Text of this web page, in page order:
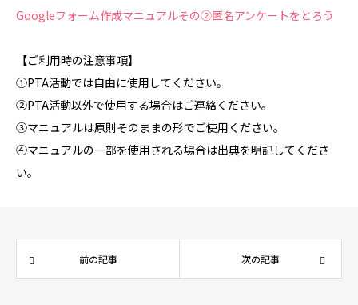
Googleフォーム作成マニュアルその②匿名アンケートをとろう
【ご利用時の注意事項】
①PTA活動では自由に使用してください。
②PTA活動以外で使用する場合はご連絡ください。
③マニュアルは原則そのままの形でご使用ください。
④マニュアルの一部を使用される場合は出典を明記してくださ
い。
前の記事 次の記事